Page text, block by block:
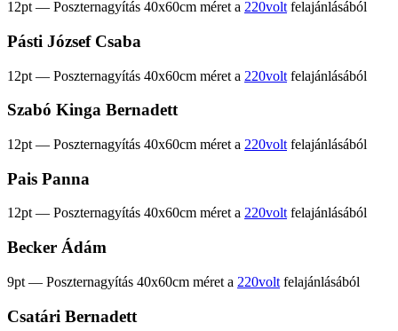
12pt — Poszternagyítás 40x60cm méret a 220volt felajánlásából
Pásti József Csaba
12pt — Poszternagyítás 40x60cm méret a 220volt felajánlásából
Szabó Kinga Bernadett
12pt — Poszternagyítás 40x60cm méret a 220volt felajánlásából
Pais Panna
12pt — Poszternagyítás 40x60cm méret a 220voltfelajánlásából
Becker Ádám
9pt — Poszternagyítás 40x60cm méret a 220volt felajánlásából
Csatári Bernadett